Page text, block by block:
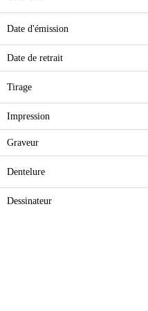
Date d'émission
Date de retrait
Tirage
Impression
Graveur
Dentelure
Dessinateur